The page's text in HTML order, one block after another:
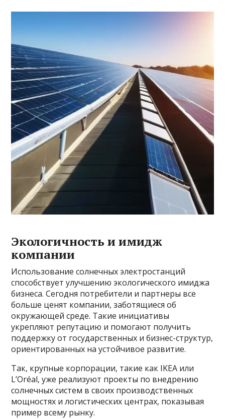
Экологичность и имидж
компании
Использование солнечных электростанций
способствует улучшению экологического имиджа
бизнеса. Сегодня потребители и партнеры все
больше ценят компании, заботящиеся об
окружающей среде. Такие инициативы
укрепляют репутацию и помогают получить
поддержку от государственных и бизнес-структур,
ориентированных на устойчивое развитие.
Так, крупные корпорации, такие как IKEA или
L’Oréal, уже реализуют проекты по внедрению
солнечных систем в своих производственных
мощностях и логистических центрах, показывая
пример всему рынку.